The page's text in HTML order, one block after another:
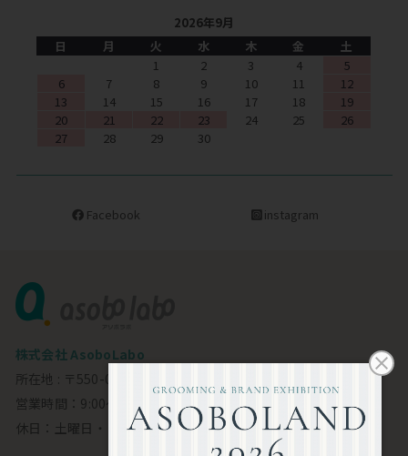
2026年9月
日
月 火 水 木 金
土
1
2 3 4
5
6
7 8 9 10 11
12
13
14 15 16 17 18
19
20
21 22 23 24 25
26
27
28 29 30
Facebook instagram
株式会社 AsoboLabo
所在地 : 〒550-0002 大阪市西区江戸堀1-23-11 6F
営業時間：9:00～18:00
休日：土曜日・日曜日・祝日